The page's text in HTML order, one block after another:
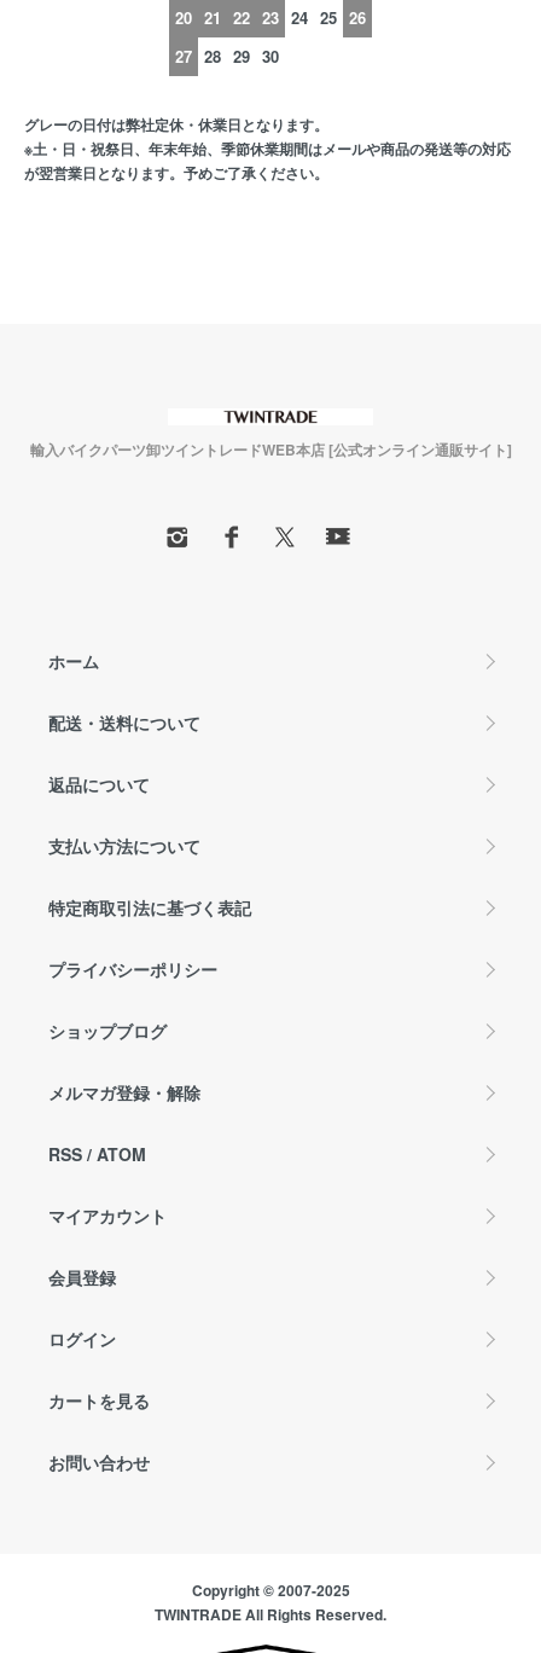
20 21 22 23 24 25 26
27 28 29 30
グレーの日付は弊社定休・休業日となります。
※土・日・祝祭日、年末年始、季節休業期間はメールや商品の発送等の対応
が翌営業日となります。予めご了承ください。
輸入バイクパーツ卸ツイントレードWEB本店 [公式オンライン通販サイト]
ホーム
配送・送料について
返品について
支払い方法について
特定商取引法に基づく表記
プライバシーポリシー
ショップブログ
メルマガ登録・解除
RSS / ATOM
マイアカウント
会員登録
ログイン
カートを見る
お問い合わせ
Copyright © 2007-2025
TWINTRADE All Rights Reserved.